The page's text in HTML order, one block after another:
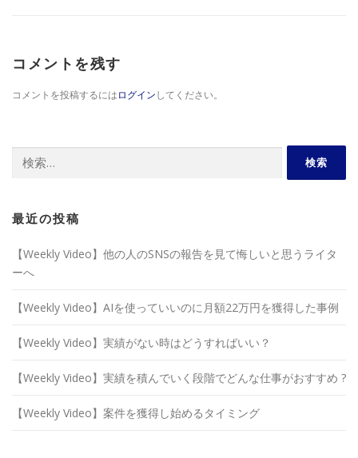
コメントを残す
コメントを投稿するにはログインしてください。
索:
最近の投稿
【Weekly Video】他の人のSNSの報告を見て悔しいと思うライタ
ーへ
【Weekly Video】AIを使っていいのに月額22万円を獲得した事例
【Weekly Video】実績がない時はどうすればいい？
【Weekly Video】実績を積んでいく段階でどんな仕事がおすすめ ?
【Weekly Video】案件を獲得し始めるタイミング